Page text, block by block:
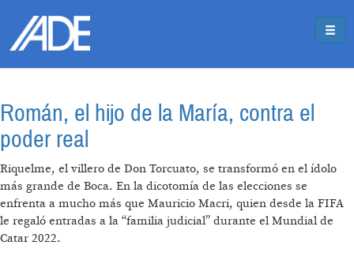
Román, el hijo de la María, contra el
poder real
Riquelme, el villero de Don Torcuato, se transformó en el ídolo
más grande de Boca. En la dicotomía de las elecciones se
enfrenta a mucho más que Mauricio Macri, quien desde la FIFA
le regaló entradas a la “familia judicial” durante el Mundial de
Catar 2022.